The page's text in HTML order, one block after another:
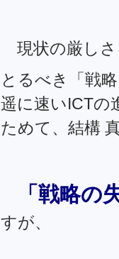
現状の厳しさ
とるべき「戦
遥に速いICTの
ためて、結構
「戦略
すが、